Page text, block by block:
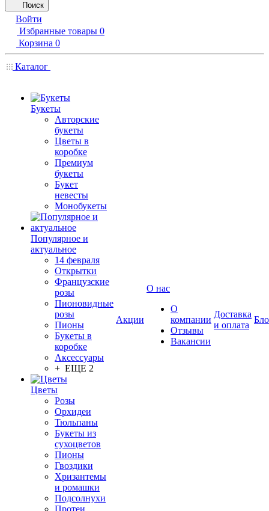
Поиск
Войти
Избранные товары 0
Корзина 0
Каталог
Букеты
Авторские
букеты
Цветы в
коробке
Премиум
букеты
Букет
невесты
Монобукеты
Популярное и
актуальное
14 февраля
Открытки
Французские
розы
Пионовидные
розы
Пионы
Букеты в
коробке
Аксессуары
+ ЕЩЕ 2
Цветы
Розы
Орхидеи
Тюльпаны
Букеты из
сухоцветов
Пионы
Гвоздики
Хризантемы
и ромашки
Подсолнухи
Акции
О нас
О
компании
Отзывы
Вакансии
Доставка
и оплата